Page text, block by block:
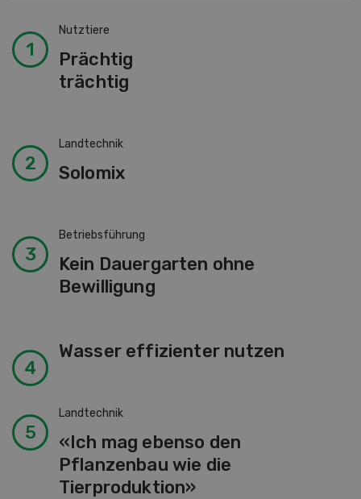
Nutztiere
Prächtig
trächtig
Landtechnik
Solomix
Betriebsführung
Kein Dauergarten ohne
Bewilligung
Wasser effizienter nutzen
Landtechnik
«Ich mag ebenso den
Pflanzenbau wie die
Tierproduktion»